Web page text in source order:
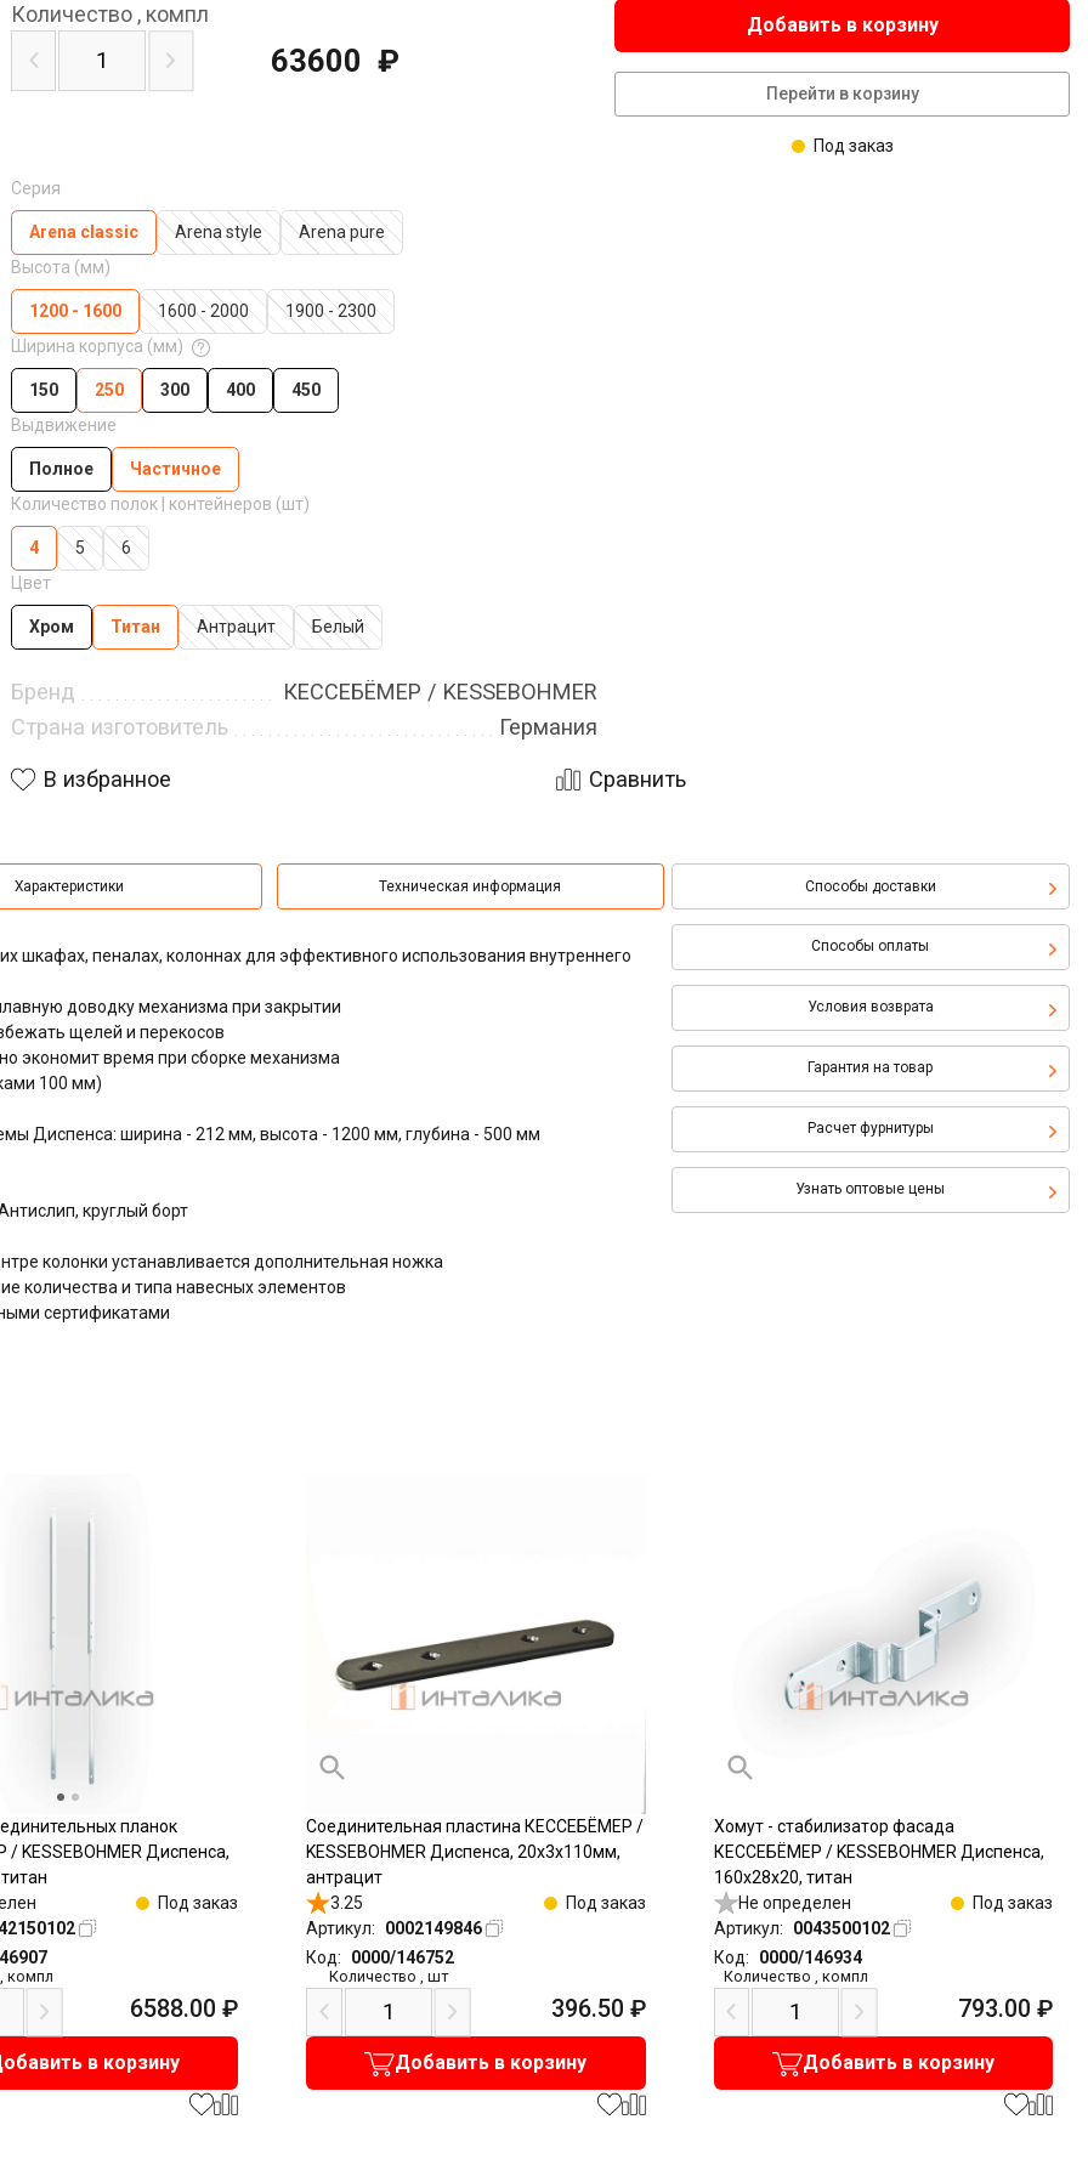
Серия
Arena classic Arena style
Arena pure
Высота (мм)
1200 - 1600 1600 - 2000
1900 - 2300
Ширина корпуса (мм)
150 250 300 400
450
Выдвижение
Полное
Частичное
Количество полок | контейнеров (шт)
4 5
6
Цвет
Хром Титан Антрацит Белый
Бренд
КЕССЕБЁМЕР / KESSEBOHMER
Страна изготовитель
Германия
Количество , компл
63600 ₽
Добавить в корзину
Перейти в корзину
Под заказ
В избранное Сравнить
Характеристики Техническая информация Способы доставки
Способы оплаты
Условия возврата
Гарантия на товар
Расчет фурнитуры
Узнать оптовые цены
шкафах, пеналах, колоннах для эффективного использования внутреннего
доводку механизма при закрытии
щелей и перекосов
экономит время при сборке механизма
100 мм)
Диспенса: ширина - 212 мм, высота - 1200 мм, глубина - 500 мм
круглый борт
колонки устанавливается дополнительная ножка
количества и типа навесных элементов
сертификатами
планок
KESSEBOHMER Диспенса,
Под заказ
компл
6588.00 ₽
в корзину
Соединительная пластина КЕССЕБЁМЕР /
KESSEBOHMER Диспенса, 20х3х110мм,
антрацит
3.25
Под заказ
Артикул:
0002149846
Код:
0000/146752
Количество шт
396.50 ₽
Добавить в корзину
Хомут - стабилизатор фасада
КЕССЕБЁМЕР / KESSEBOHMER Диспенса,
160x28x20, титан
Не определен
Под заказ
Артикул:
0043500102
Код:
0000/146934
Количество компл
793.00 ₽
Добавить в корзину